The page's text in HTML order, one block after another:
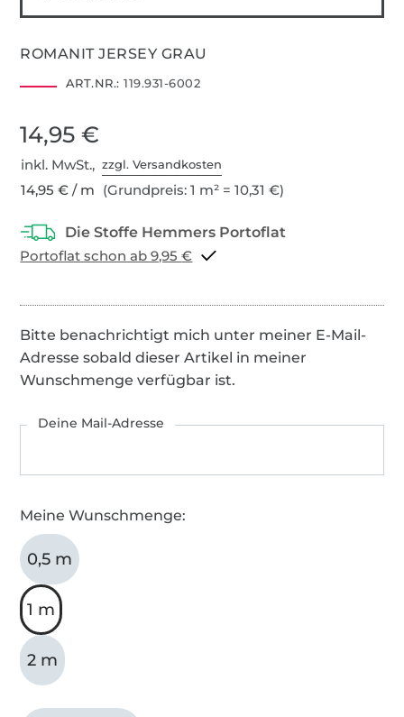
ROMANIT JERSEY GRAU
ART.NR.: 119.931-6002
14,95 €
inkl. MwSt.,zzgl. Versandkosten
14,95 € / m (Grundpreis: 1 m² = 10,31 €)
Portoflat schon ab 9,95 €
Bitte benachrichtigt mich unter meiner E-Mail-
Adresse sobald dieser Artikel in meiner
Wunschmenge verfügbar ist.
Deine Mail-Adresse
Meine Wunschmenge:
0,5 m
1 m
2 m